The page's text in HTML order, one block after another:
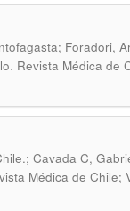
Foradori,
. Revista Médica de
Cavada C,
Médica de Chile;